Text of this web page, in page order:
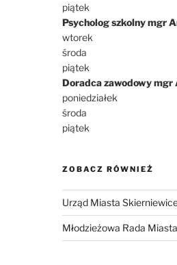
piątek
Psycholog szkolny mgr
wtorek
środa
piątek
Doradca zawodowy mgr
poniedziałek
środa
piątek
ZOBACZ RÓWNIEŻ
Urząd Miasta
Młodzieżowa Rada Miasta